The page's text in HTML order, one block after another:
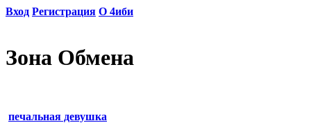
Вход Регистрация О 4иби
Зона Обмена
печальная девушка